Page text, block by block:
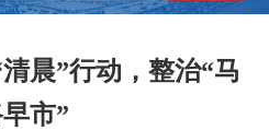
晨”行动，整治“马
市”